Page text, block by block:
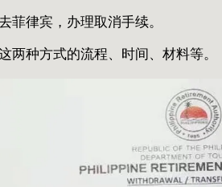
菲律宾，办理取消手续。
两种方式的流程、时间、材料等。